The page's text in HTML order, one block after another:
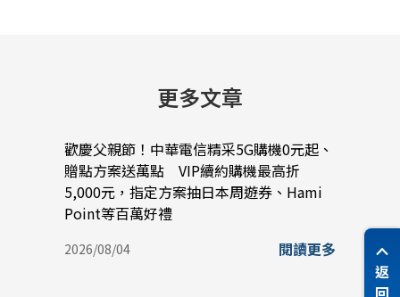
更多文章
歡慶父親節！中華電信精采5G購機0元起、
贈點方案送萬點 VIP續約購機最高折
5,000元，指定方案抽日本周遊券、Hami
Point等百萬好禮
2026/08/04 閱讀更多
返
回